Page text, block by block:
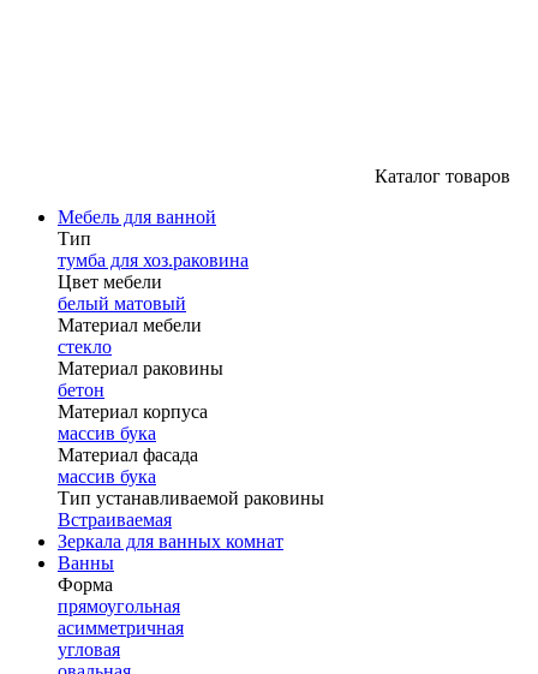
Каталог товаров
Мебель для ванной
Тип
тумба для хоз.раковина
Цвет мебели
белый матовый
Материал мебели
стекло
Материал раковины
бетон
Материал корпуса
массив бука
Материал фасада
массив бука
Тип устанавливаемой раковины
Встраиваемая
Зеркала для ванных комнат
Ванны
Форма
прямоугольная
асимметричная
угловая